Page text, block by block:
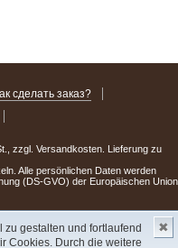
zu gestalten und fortlaufend
Cookies. Durch die weitere
✖
сделать заказ?
zzgl. Versandkosten. Lieferung zu
Alle persönlichen Daten werden
(DS-GVO) der Europäischen Union
два Вы можете стать обладателем